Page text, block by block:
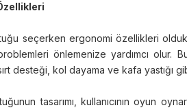
seçerken ergonomi özellikleri
önlemenize yardımcı olur.
desteği, kol dayama ve kafa yastığı
tasarımı, kullanıcının oyun